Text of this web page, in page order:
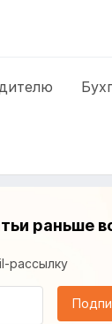
раньше
рассылку